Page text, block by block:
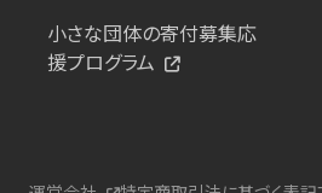
小さな団体の寄付募集応
援プログラム